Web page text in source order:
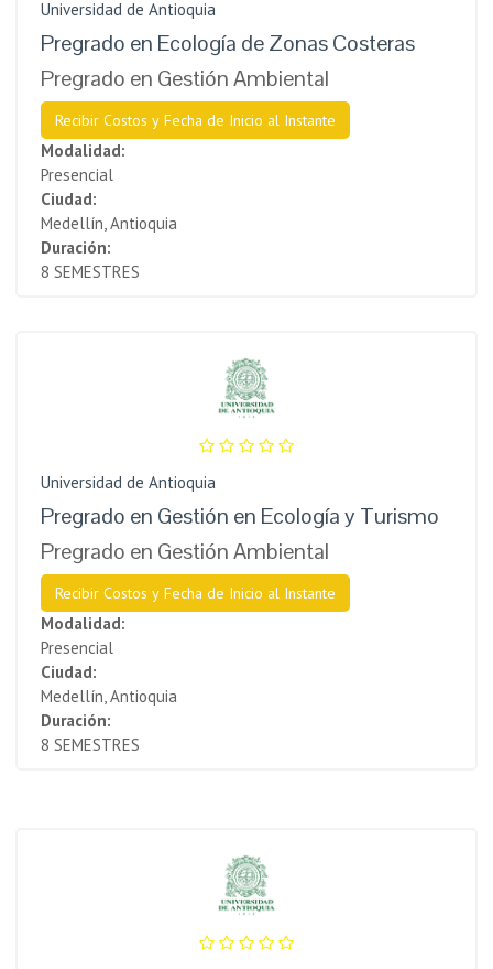
Universidad de Antioquia
Pregrado en Ecología de Zonas Costeras
Pregrado en Gestión Ambiental
Recibir Costos y Fecha de Inicio al Instante
Modalidad:
Presencial
Ciudad:
Medellín, Antioquia
Duración:
8 SEMESTRES
Universidad de Antioquia
Pregrado en Gestión en Ecología y Turismo
Pregrado en Gestión Ambiental
Recibir Costos y Fecha de Inicio al Instante
Modalidad:
Presencial
Ciudad:
Medellín, Antioquia
Duración:
8 SEMESTRES